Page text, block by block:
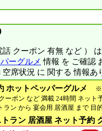
話 クーポン 有無 など ） は
ーグルメ 情報 を ご確認
席状況 に 関する 情報あ
ホットペッパーグルメ
※
ーポン など 満載 24時間 ネット
ン から 宴会用 居酒屋 まで 目
ラン 居酒屋 ネット予約